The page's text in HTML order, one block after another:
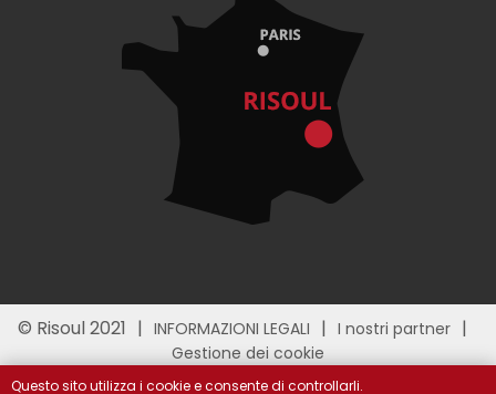
© Risoul 2021 INFORMAZIONI LEGALI
I nostri partner
Gestione dei cookie
Questo sito utilizza i cookie e consente di controllarli.